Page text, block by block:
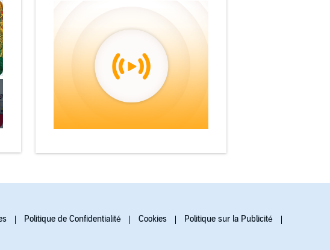
Politique de Confidentialité Cookies
Politique sur la Publicité